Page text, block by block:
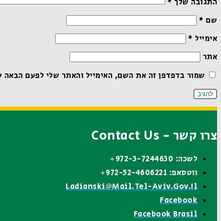
שם *
אימייל *
אתר
שמור בדפדפן זה את השם, האימייל והאתר שלי לפעם הבאה
צרו קשר - Contact Us
לשכה: 972-3-7244630+
ווטסאפ: 972-52-4606221+
Ladianski@mail.tel-Aviv.gov.il
Facebook
Facebook Brasil